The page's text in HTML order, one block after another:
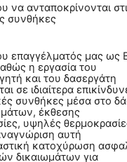
να ανταποκρίνονται
συνθήκες
επαγγέλματός μας ως
η εργασία του
και του δασεργάτη
σε ιδιαίτερα
συνθήκες μέσα στο
έκθεσης
υψηλές
αυτή
κατοχύρωση
δικαιωμάτων για